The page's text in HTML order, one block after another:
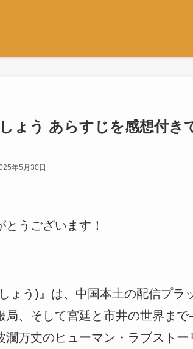
ょう あらすじを感想付き
年5月30日
うございます！
ょう)』は、中国本土の配信プ
局、そして宮廷と市井の世界ま
万丈のヒューマン・ラブストー